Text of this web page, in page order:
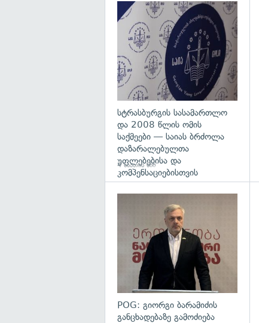
სტრასბურგის სასამართლო
და 2008 წლის ომის
საქმეები — საიას ბრძოლა
დაზარალებულთა
უფლებებისა და
კომპენსაციებისთვის
4 საათის წინ
POG: გიორგი ბარამიძის
განცხადებაზე გამოძიება